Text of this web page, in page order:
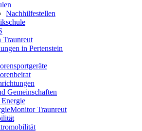
Nachhilfestellen
Traunreut
in Pertenstein
Gemeinschaften
Traunreut